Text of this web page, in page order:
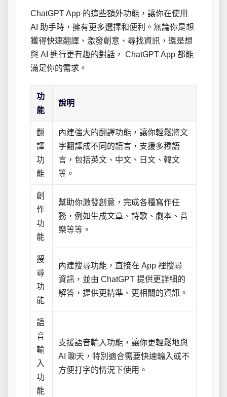
ChatGPT App 的這些額外功能，讓你在使用
AI 助手時，擁有更多選擇和便利。無論你是想
獲得快速翻譯、激發創意、尋找資訊，還是想
與 AI 進行更有趣的對話， ChatGPT App 都能
滿足你的需求。
功
能
說明
翻
譯
功
能
內建強大的翻譯功能，讓你輕鬆將文
字翻譯成不同的語言，支援多種語
言，包括英文、中文、日文、韓文
等。
創
作
功
能
幫助你激發創意，完成各種寫作任
務，例如生成文章、詩歌、劇本、音
樂等等。
搜
尋
功
能
內建搜尋功能，直接在 App 裡搜尋
資訊，並由 ChatGPT 提供更詳細的
解答，提供更精準、更相關的資訊。
語
音
輸
入
功
能
支援語音輸入功能，讓你更輕鬆地與
AI 聊天，特別適合需要快速輸入或不
方便打字的情況下使用。